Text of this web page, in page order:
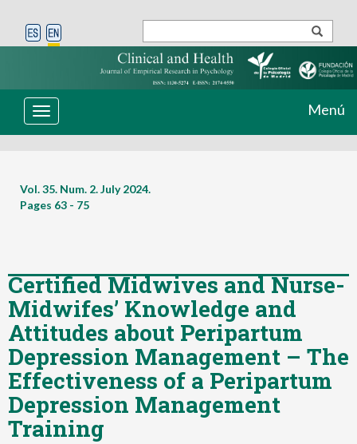
Toggle
navigation
Menú
Vol. 35. Num. 2. July 2024.
Pages 63 - 75
Certified Midwives and Nurse-
Midwifes’ Knowledge and
Attitudes about Peripartum
Depression Management – The
Effectiveness of a Peripartum
Depression Management
Training